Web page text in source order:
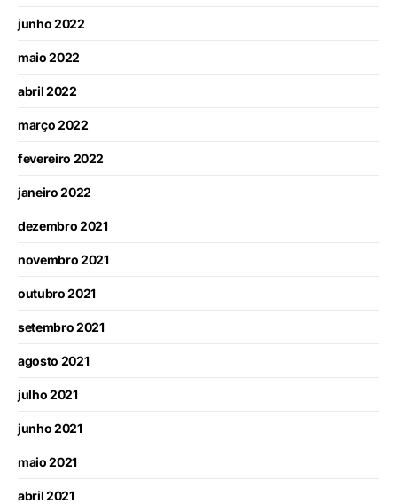
junho 2022
maio 2022
abril 2022
março 2022
fevereiro 2022
janeiro 2022
dezembro 2021
novembro 2021
outubro 2021
setembro 2021
agosto 2021
julho 2021
junho 2021
maio 2021
abril 2021